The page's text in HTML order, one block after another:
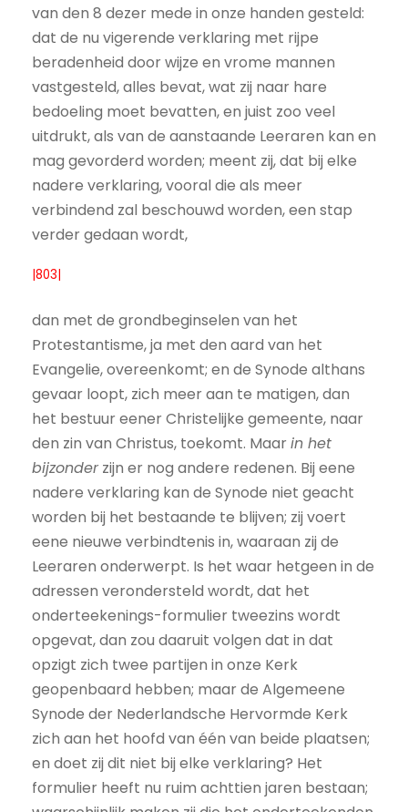
van den 8 dezer mede in onze handen gesteld:
dat de nu vigerende verklaring met rijpe
beradenheid door wijze en vrome mannen
vastgesteld, alles bevat, wat zij naar hare
bedoeling moet bevatten, en juist zoo veel
uitdrukt, als van de aanstaande Leeraren kan en
mag gevorderd worden; meent zij, dat bij elke
nadere verklaring, vooral die als meer
verbindend zal beschouwd worden, een stap
verder gedaan wordt,
|803|
dan met de grondbeginselen van het
Protestantisme, ja met den aard van het
Evangelie, overeenkomt; en de Synode althans
gevaar loopt, zich meer aan te matigen, dan
het bestuur eener Christelijke gemeente, naar
den zin van Christus, toekomt. Maarin het
bijzonderzijn er nog andere redenen. Bij eene
nadere verklaring kan de Synode niet geacht
worden bij het bestaande te blijven; zij voert
eene nieuwe verbindtenis in, waaraan zij de
Leeraren onderwerpt. Is het waar hetgeen in de
adressen verondersteld wordt, dat het
onderteekenings-formulier tweezins wordt
opgevat, dan zou daaruit volgen dat in dat
opzigt zich twee partijen in onze Kerk
geopenbaard hebben; maar de Algemeene
Synode der Nederlandsche Hervormde Kerk
zich aan het hoofd van één van beide plaatsen;
en doet zij dit niet bij elke verklaring? Het
formulier heeft nu ruim achttien jaren bestaan;